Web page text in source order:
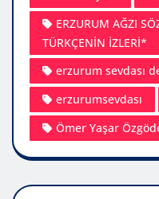
ERZURUM AĞZI
TÜRKÇENİN İZLERİ*
erzurum sevdası
erzurumsevdası
Ömer Yaşar